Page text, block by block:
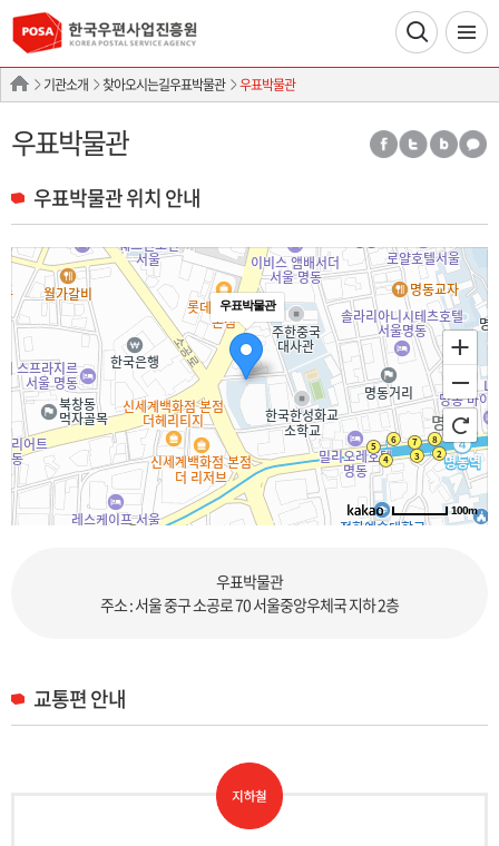
기관소개 찾아오시는길우표박물관 우표박물관
우표박물관
우표박물관 위치 안내
우표박물관
100m
우표박물관
주소 : 서울 중구 소공로 70 서울중앙우체국 지하 2층
교통편 안내